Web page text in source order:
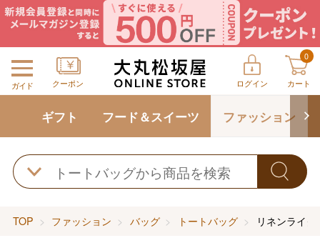
ガイド クーポン ログイン
0
カート
ギフト フード＆スイーツ ファッション
TOP ファッション バッグ トートバッグ リネンライ